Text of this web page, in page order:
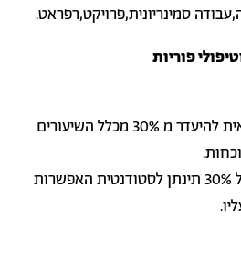
א. "סטודנטית זכאית", זכאית להיעדר מ 30% מכלל השיעורים
ב. אם ההיעדרות עלתה על 30% תינתן לסטודנטית האפשרות